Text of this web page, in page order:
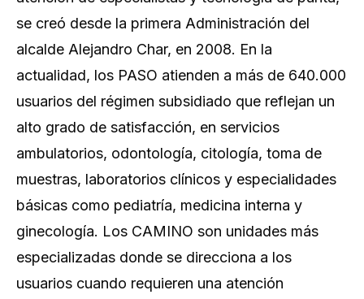
se creó desde la primera Administración del
alcalde Alejandro Char, en 2008. En la
actualidad, los PASO atienden a más de 640.000
usuarios del régimen subsidiado que reflejan un
alto grado de satisfacción, en servicios
ambulatorios, odontología, citología, toma de
muestras, laboratorios clínicos y especialidades
básicas como pediatría, medicina interna y
ginecología. Los CAMINO son unidades más
especializadas donde se direcciona a los
usuarios cuando requieren una atención